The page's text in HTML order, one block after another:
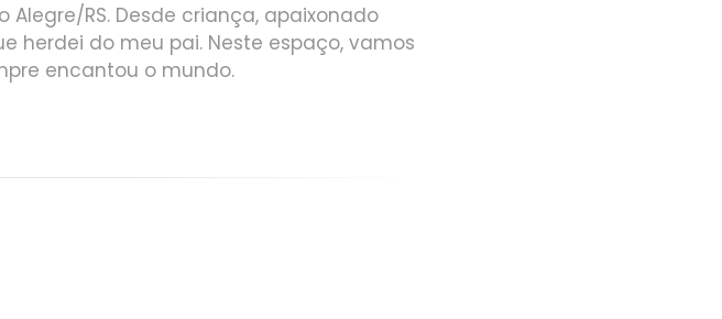
Alegre/RS. Desde criança, apaixonado
herdei do meu pai. Neste espaço, vamos
encantou o mundo.